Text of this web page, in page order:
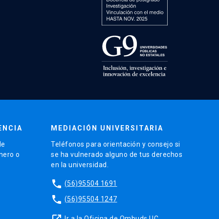
o
MEDIACIÓN UNIVERSITARIA
Teléfonos para orientación y consejo si
se ha vulnerado alguno de tus derechos
en la universidad.
phone (56)95504 1691
phone (56)95504 1247